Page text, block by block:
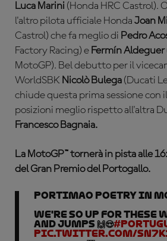
Luca Marini (Honda HRC Castrol).
l'altro pilota ufficiale Honda Joan
Castrol) che fa meglio di Pedro
Factory Racing) e Fermín Aldeguer
MotoGP). Bel debutto per il
WorldSBK Nicolò Bulega (Ducati
chiude questa prima sessione con
posizioni meglio rispetto all'altra
Francesco Bagnaia.
La MotoGP™ tornerà in pista alle
del Gran Premio del Portogallo.
Portimao poetry in
We're SO up for these
and jumps 🙌😍
pic.twitter.com/